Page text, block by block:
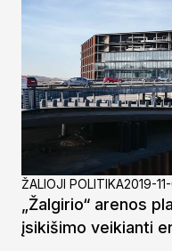
ŽALIOJI POLITIKA2019-
„Žalgirio“ arenos
įsikišimo veikianti